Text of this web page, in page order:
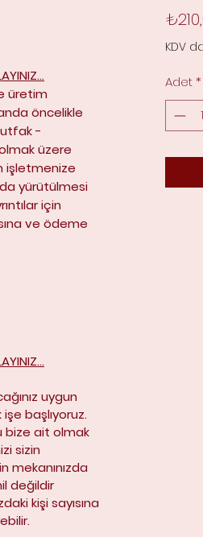
üretim
öncelikle
-
üzere
işletmenize
yürütülmesi
için
ve ödeme
uygun
başlıyoruz.
bize ait olmak
sizin
değildir
kişi sayısına
KDV
Adet *